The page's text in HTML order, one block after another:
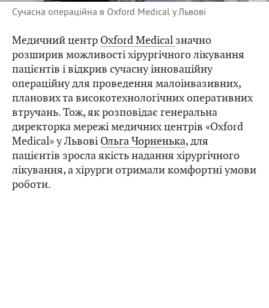
Сучасна операційна в Oxford Medical у Львові
Медичний центр Oxford Medical значно
розширив можливості хірургічного лікування
пацієнтів і відкрив сучасну інноваційну
операційну для проведення малоінвазивних,
планових та високотехнологічних оперативних
втручань. Тож, як розповідає генеральна
директорка мережі медичних центрів «Oxford
Medical» у Львові Ольга Чорненька, для
пацієнтів зросла якість надання хірургічного
лікування, а хірурги отримали комфортні умови
роботи.